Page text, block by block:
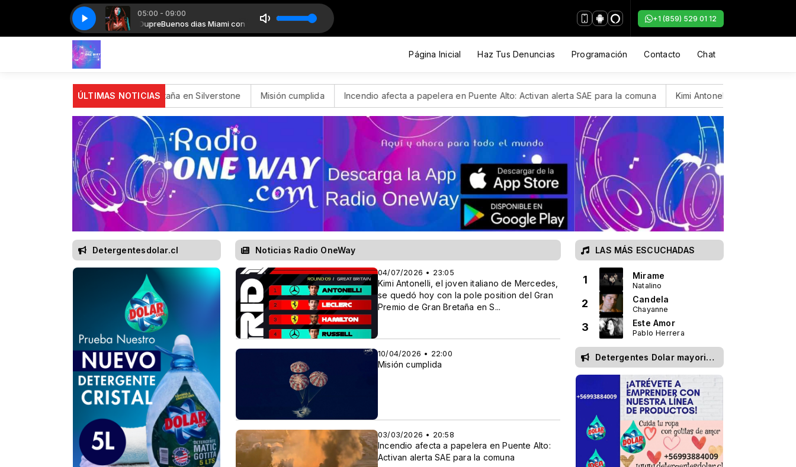
05:00 - 09:00
dias Miami con Gonzalo DupreBuenos dias Miami con Gonzalo Dupre
FL J01 FL J01
+1 (859) 529 01 12
Página Inicial Haz Tus Denuncias Programación Contacto Chat
ÚLTIMAS NOTICIAS
de Gran Bretaña en Silverstone Misión cumplida Incendio afecta a papelera en Puente Alto: Activan alerta SAE para la comuna Kimi Antonelli, el joven italiano de Mercedes, se
Noticias Radio OneWay
04/07/2026 • 23:05
Kimi Antonelli, el joven italiano de Mercedes,
se quedó hoy con la pole position del Gran
Premio de Gran Bretaña en S...
10/04/2026 • 22:00
Misión cumplida
03/03/2026 • 20:58
Incendio afecta a papelera en Puente Alto:
Activan alerta SAE para la comuna
Detergentesdolar.cl LAS MÁS ESCUCHADAS
1 Mirame
Natalino
2 Candela
Chayanne
3 Este Amor
Pablo Herrera
Detergentes Dolar mayoristas